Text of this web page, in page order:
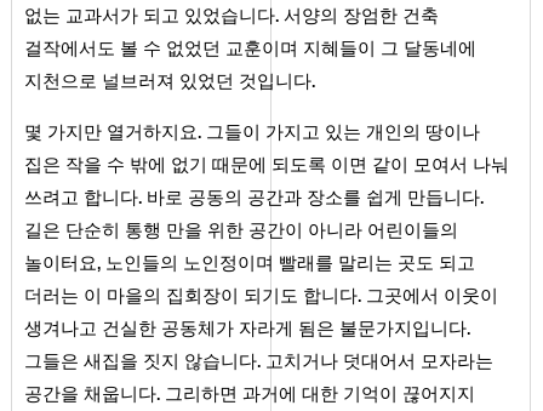
없는 교과서가 되고 있었습니다. 서양의 장엄한 건축
걸작에서도 볼 수 없었던 교훈이며 지혜들이 그 달동네에
지천으로 널브러져 있었던 것입니다.
몇 가지만 열거하지요. 그들이 가지고 있는 개인의 땅이나
집은 작을 수 밖에 없기 때문에 되도록 이면 같이 모여서 나눠
쓰려고 합니다. 바로 공동의 공간과 장소를 쉽게 만듭니다.
길은 단순히 통행 만을 위한 공간이 아니라 어린이들의
놀이터요, 노인들의 노인정이며 빨래를 말리는 곳도 되고
더러는 이 마을의 집회장이 되기도 합니다. 그곳에서 이웃이
생겨나고 건실한 공동체가 자라게 됨은 불문가지입니다.
그들은 새집을 짓지 않습니다. 고치거나 덧대어서 모자라는
공간을 채웁니다. 그리하면 과거에 대한 기억이 끊어지지